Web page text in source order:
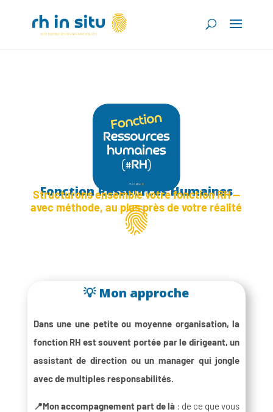
Fonction Ressources Humaines
Structurons ensemble votre fonction RH —
avec méthode, au plus près de votre réalité
💡 Mon approche
Dans une une petite ou moyenne organisation, la
fonction RH est souvent portée par le dirigeant, un
assistant de direction ou un manager qui jongle
avec de multiples responsabilités.
📍Mon accompagnement part de là : de ce que vous